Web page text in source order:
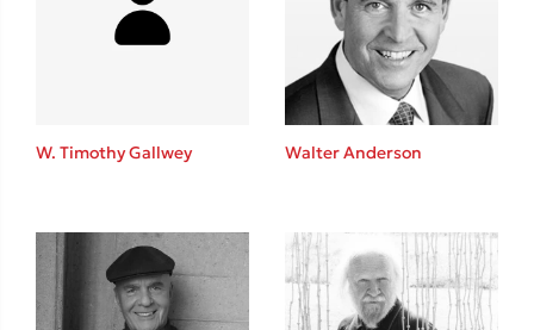
Κώστας Κρομμύδας
Ιωάννης Γλωσσόπουλος
W. Timothy Gallwey Walter Anderson